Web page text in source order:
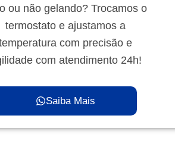
ou não gelando? Trocamos o
termostato e ajustamos a
com precisão e
com atendimento 24h!
Saiba Mais